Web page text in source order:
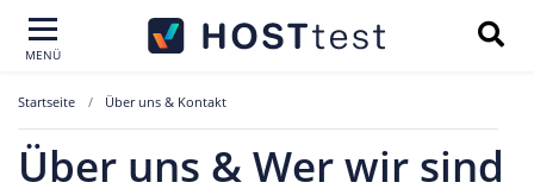
MENÜ
Startseite Über uns & Kontakt
Über uns & Wer wir sind